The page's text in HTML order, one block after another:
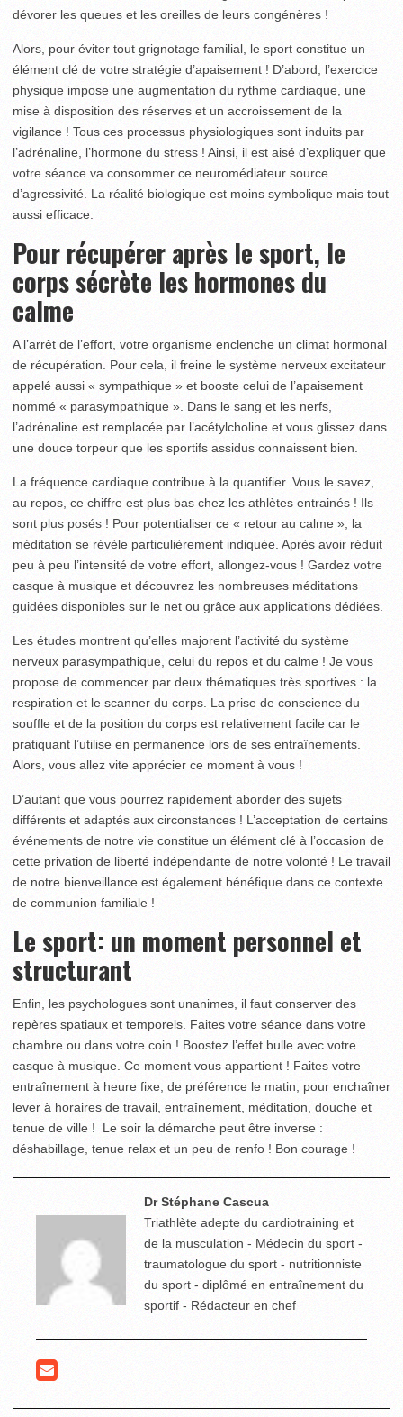
dévorer les queues et les oreilles de leurs congénères !
Alors, pour éviter tout grignotage familial, le sport constitue un
élément clé de votre stratégie d’apaisement ! D’abord, l’exercice
physique impose une augmentation du rythme cardiaque, une
mise à disposition des réserves et un accroissement de la
vigilance ! Tous ces processus physiologiques sont induits par
l’adrénaline, l’hormone du stress ! Ainsi, il est aisé d’expliquer que
votre séance va consommer ce neuromédiateur source
d’agressivité. La réalité biologique est moins symbolique mais tout
aussi efficace.
Pour récupérer après le sport, le
corps sécrète les hormones du
calme
A l’arrêt de l’effort, votre organisme enclenche un climat hormonal
de récupération. Pour cela, il freine le système nerveux excitateur
appelé aussi « sympathique » et booste celui de l’apaisement
nommé « parasympathique ». Dans le sang et les nerfs,
l’adrénaline est remplacée par l’acétylcholine et vous glissez dans
une douce torpeur que les sportifs assidus connaissent bien.
La fréquence cardiaque contribue à la quantifier. Vous le savez,
au repos, ce chiffre est plus bas chez les athlètes entrainés ! Ils
sont plus posés ! Pour potentialiser ce « retour au calme », la
méditation se révèle particulièrement indiquée. Après avoir réduit
peu à peu l’intensité de votre effort, allongez-vous ! Gardez votre
casque à musique et découvrez les nombreuses méditations
guidées disponibles sur le net ou grâce aux applications dédiées.
Les études montrent qu’elles majorent l’activité du système
nerveux parasympathique, celui du repos et du calme ! Je vous
propose de commencer par deux thématiques très sportives : la
respiration et le scanner du corps. La prise de conscience du
souffle et de la position du corps est relativement facile car le
pratiquant l’utilise en permanence lors de ses entraînements.
Alors, vous allez vite apprécier ce moment à vous !
D’autant que vous pourrez rapidement aborder des sujets
différents et adaptés aux circonstances ! L’acceptation de certains
événements de notre vie constitue un élément clé à l’occasion de
cette privation de liberté indépendante de notre volonté ! Le travail
de notre bienveillance est également bénéfique dans ce contexte
de communion familiale !
Le sport: un moment personnel et
structurant
Enfin, les psychologues sont unanimes, il faut conserver des
repères spatiaux et temporels. Faites votre séance dans votre
chambre ou dans votre coin ! Boostez l’effet bulle avec votre
casque à musique. Ce moment vous appartient ! Faites votre
entraînement à heure fixe, de préférence le matin, pour enchaîner
lever à horaires de travail, entraînement, méditation, douche et
tenue de ville ! Le soir la démarche peut être inverse :
déshabillage, tenue relax et un peu de renfo ! Bon courage !
Dr Stéphane Cascua
Triathlète adepte du cardiotraining et
de la musculation - Médecin du sport -
traumatologue du sport - nutritionniste
du sport - diplômé en entraînement du
sportif - Rédacteur en chef